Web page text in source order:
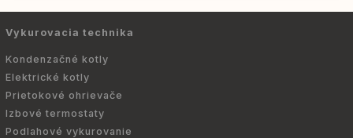
Vykurovacia technika
Kondenzačné kotly
Elektrické kotly
Prietokové ohrievače
Izbové termostaty
Podlahové vykurovanie